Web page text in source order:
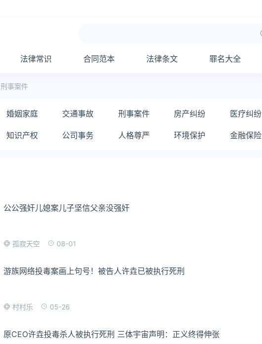
法律常识 合同范本 法律条文 罪名大全
刑事案件
婚姻家庭 交通事故 刑事案件 房产纠纷 医疗纠纷
知识产权 公司事务 人格尊严 环境保护 金融保险
公公强奸儿媳案儿子坚信父亲没强奸
孤寂天空 08-01
游族网络投毒案画上句号！被告人许垚已被执行死刑
村村乐 05-26
原CEO许垚投毒杀人被执行死刑 三体宇宙声明：正义终得伸张